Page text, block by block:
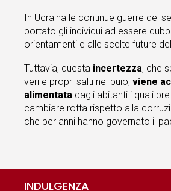
In Ucraina le continue guerre dei
portato gli individui ad essere
orientamenti e alle scelte future
Tuttavia, questa incertezza, che
veri e propri salti nel buio, viene
alimentata dagli abitanti i quali
cambiare rotta rispetto alla
che per anni hanno governato il
INDULGENZA